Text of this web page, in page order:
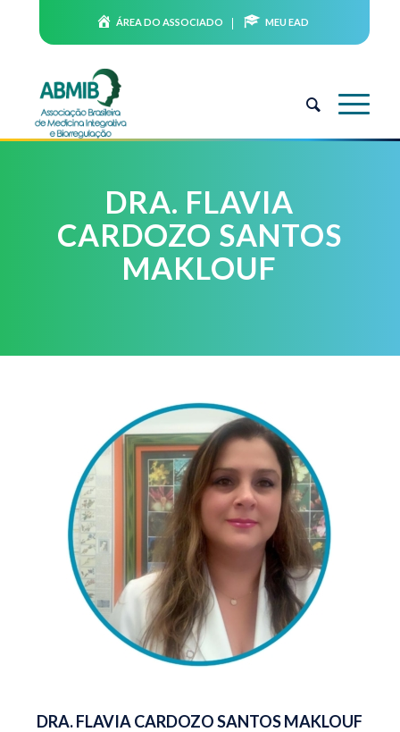
ÁREA DO ASSOCIADO MEU EAD
DRA. FLAVIA
CARDOZO SANTOS
MAKLOUF
DRA. FLAVIA CARDOZO SANTOS MAKLOUF